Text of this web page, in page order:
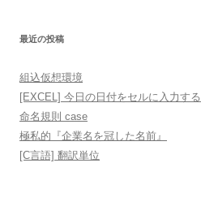
最近の投稿
組込仮想環境
[EXCEL] 今日の日付をセルに入力する
命名規則 case
極私的『企業名を冠した名前』
[C言語] 翻訳単位